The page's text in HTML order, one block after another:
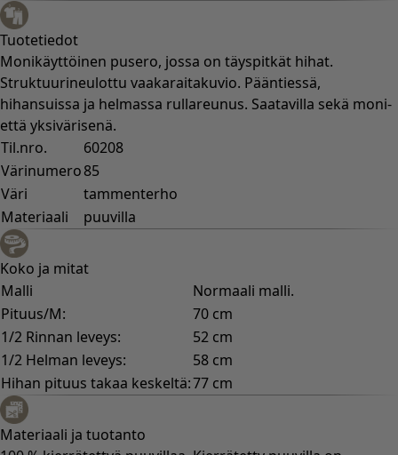
Tuotetiedot
Monikäyttöinen pusero, jossa on täyspitkät hihat.
Struktuurineulottu vaakaraitakuvio. Pääntiessä,
hihansuissa ja helmassa rullareunus. Saatavilla sekä moni-
että yksivärisenä.
Til.nro.
60208
Värinumero85
Väri
tammenterho
Materiaali
puuvilla
Koko ja mitat
Malli
Normaali malli.
Pituus/M:
70 cm
1/2 Rinnan leveys:
52 cm
1/2 Helman leveys:
58 cm
Hihan pituus takaa keskeltä:77 cm
Materiaali ja tuotanto